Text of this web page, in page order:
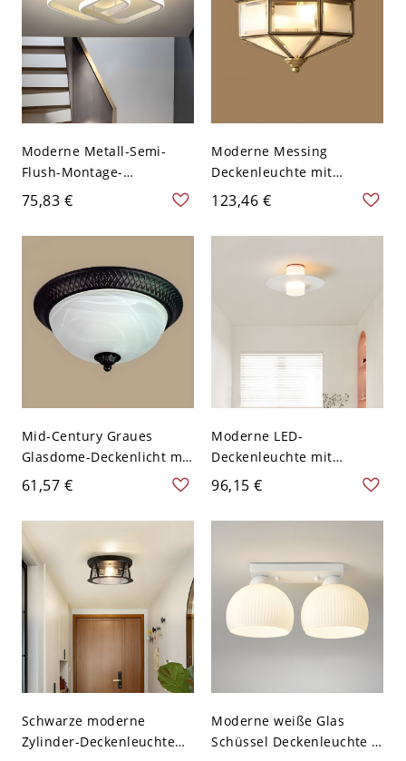
Moderne Metall-Semi-
Flush-Montage-
Deckenleuchte mit
warmweißen LED-Lampen
- Weiß 110V-120V Quadrat
75,83 €
Moderne Messing
Deckenleuchte mit
weißem Glasschirm -
110V-120V Schüssel
123,46 €
Mid-Century Graues
Glasdome-Deckenlicht mit
LED/Glühlampen/Fluoresz
Design 1
61,57 €
Moderne LED-
Deckenleuchte mit
weißem Acrylschirm -
96,15 €
Schwarze moderne
Zylinder-Deckenleuchte
Moderne weiße Glas
Schüssel Deckenleuchte -